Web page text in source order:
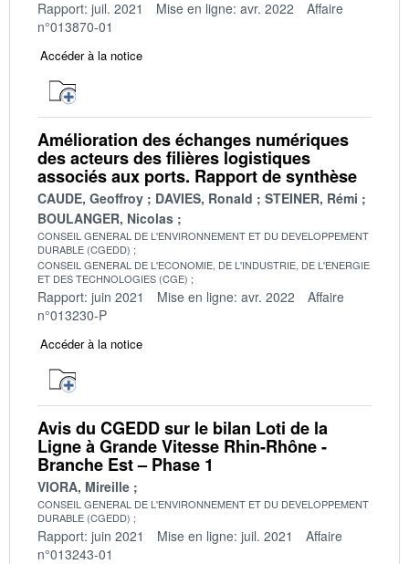
Rapport: juil. 2021 Mise en ligne: avr. 2022
Affaire
n°013870-01
Accéder à la notice
Amélioration des échanges numériques
des acteurs des filières logistiques
associés aux ports. Rapport de synthèse
CAUDE, Geoffroy DAVIES, Ronald
STEINER, Rémi
BOULANGER, Nicolas
CONSEIL GENERAL DE L'ENVIRONNEMENT ET DU DEVELOPPEMENT
DURABLE (CGEDD)
CONSEIL GENERAL DE L'ECONOMIE, DE L'INDUSTRIE, DE L'ENERGIE
ET DES TECHNOLOGIES (CGE)
Rapport: juin 2021 Mise en ligne: avr. 2022
Affaire
n°013230-P
Accéder à la notice
Avis du CGEDD sur le bilan Loti de la
Ligne à Grande Vitesse Rhin-Rhône -
Branche Est – Phase 1
VIORA, Mireille
CONSEIL GENERAL DE L'ENVIRONNEMENT ET DU DEVELOPPEMENT
DURABLE (CGEDD)
Rapport: juin 2021 Mise en ligne: juil. 2021
Affaire
n°013243-01